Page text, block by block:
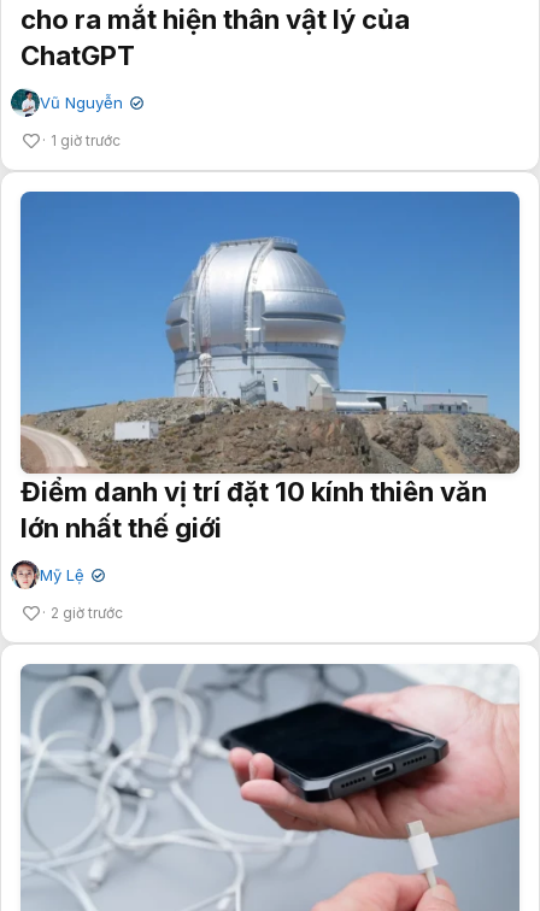
cho ra mắt hiện thân vật lý của
ChatGPT
Vũ Nguyễn ✔
1 giờ trước
Điểm danh vị trí đặt 10 kính thiên văn
lớn nhất thế giới
Mỹ Lệ ✔
2 giờ trước